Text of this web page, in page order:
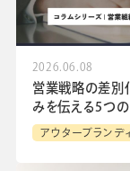
2026.06.08
営業戦略の差別
みを伝える5つ
アウターブランデ